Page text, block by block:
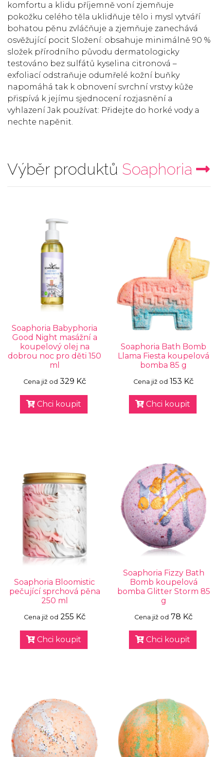
komfortu a klidu příjemně voní zjemňuje
pokožku celého těla uklidňuje tělo i mysl vytváří
bohatou pěnu zvláčňuje a zjemňuje zanechává
osvěžující pocit Složení: obsahuje minimálně 90 %
složek přírodního původu dermatologicky
testováno bez sulfátů kyselina citronová –
exfoliací odstraňuje odumřelé kožní buňky
napomáhá tak k obnovení svrchní vrstvy kůže
přispívá k jejímu sjednocení rozjasnění a
vyhlazení Jak používat: Přidejte do horké vody a
nechte napěnit.
Výběr produktů Soaphoria
Soaphoria Babyphoria
Good Night masážní a
koupelový olej na
dobrou noc pro děti 150
ml
Cena již od 329 Kč
Chci koupit
Soaphoria Bath Bomb
Llama Fiesta koupelová
bomba 85 g
Cena již od 153 Kč
Chci koupit
Soaphoria Bloomistic
pečující sprchová pěna
250 ml
Cena již od 255 Kč
Chci koupit
Soaphoria Fizzy Bath
Bomb koupelová
bomba Glitter Storm 85
g
Cena již od 78 Kč
Chci koupit